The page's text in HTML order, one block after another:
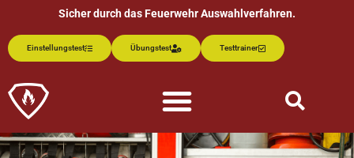
Sicher durch das Feuerwehr Auswahlverfahren.
Einstellungstest Übungstest Testtrainer